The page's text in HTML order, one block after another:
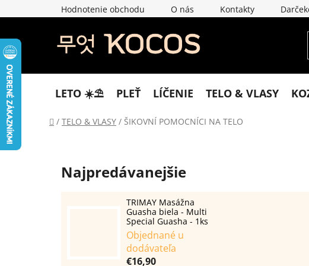
na
Hodnotenie obchodu O nás Kontakty
LETO ☀️​⛱️​ PLEŤ LÍČENIE TELO & VLASY
Domov
/ TELO & VLASY / ŠIKOVNÍ POMOCNÍCI NA TELO
Najpredávanejšie
TRIMAY Masážna
Guasha biela - Multi
Special Guasha - 1ks
Objednané u
dodávateľa
€16,90